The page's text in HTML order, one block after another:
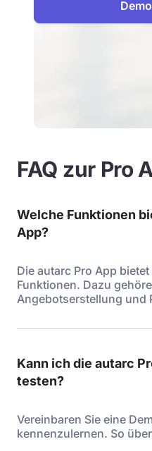
FAQ zur Pro
Welche Funktionen
App?
Die autarc Pro App
Funktionen. Dazu
Angebotserstellung und
Kann ich die autarc
testen?
Vereinbaren Sie eine
kennenzulernen. So